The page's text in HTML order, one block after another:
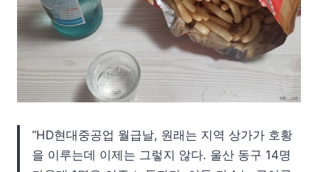
“HD현대중공업 월급날, 원래는 지역 상가가 호황
을 이루는데 이제는 그렇지 않다. 울산 동구 14명